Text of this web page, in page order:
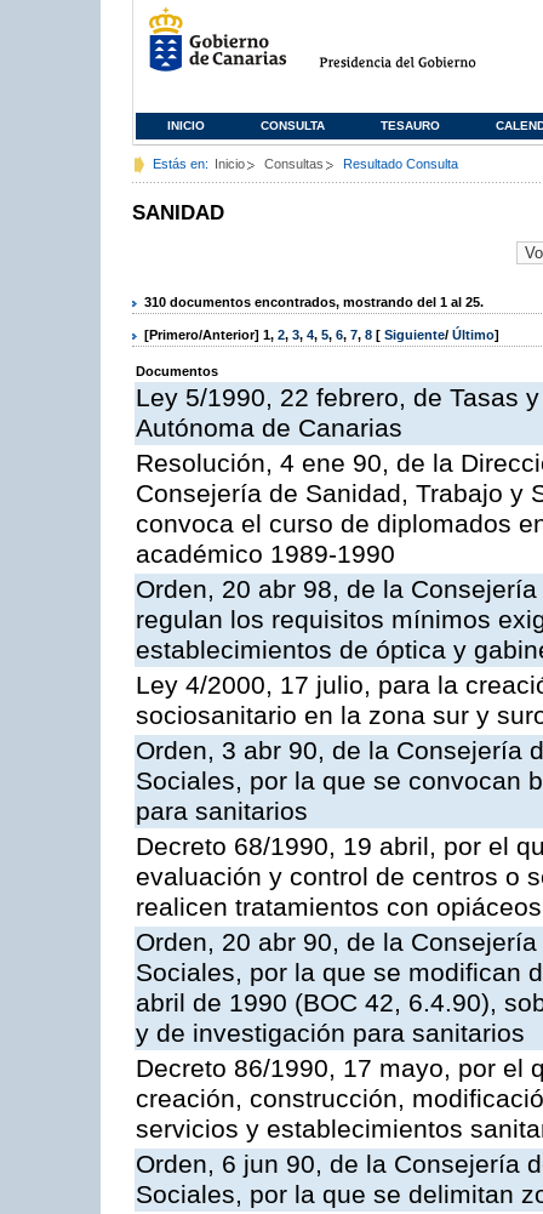
INICIO CONSULTA TESAURO
Estás en: Inicio Consultas Resultado Consulta
SANIDAD
310 documentos encontrados, mostrando del 1 al 25.
[Primero/Anterior] 1, 2, 3, 4, 5, 6, 7, 8 [ Siguiente/ Último]
Documentos
Ley 5/1990, 22 febrero, de Tasas
Autónoma de Canarias
Resolución, 4 ene 90, de la
Consejería de Sanidad, Trabajo y
convoca el curso de diplomados
académico 1989-1990
Orden, 20 abr 98, de la
regulan los requisitos mínimos
establecimientos de óptica y
Ley 4/2000, 17 julio, para la
sociosanitario en la zona sur y
Orden, 3 abr 90, de la Consejería
Sociales, por la que se convocan
para sanitarios
Decreto 68/1990, 19 abril, por el
evaluación y control de centros o
realicen tratamientos con opiáceos
Orden, 20 abr 90, de la
Sociales, por la que se modifican
abril de 1990 (BOC 42, 6.4.90),
y de investigación para sanitarios
Decreto 86/1990, 17 mayo, por el
creación, construcción,
servicios y establecimientos
Orden, 6 jun 90, de la Consejería
Sociales, por la que se delimitan